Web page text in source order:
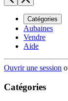
Catégories
Aubaines
Vendre
Aide
Ouvrir une session
Catégories